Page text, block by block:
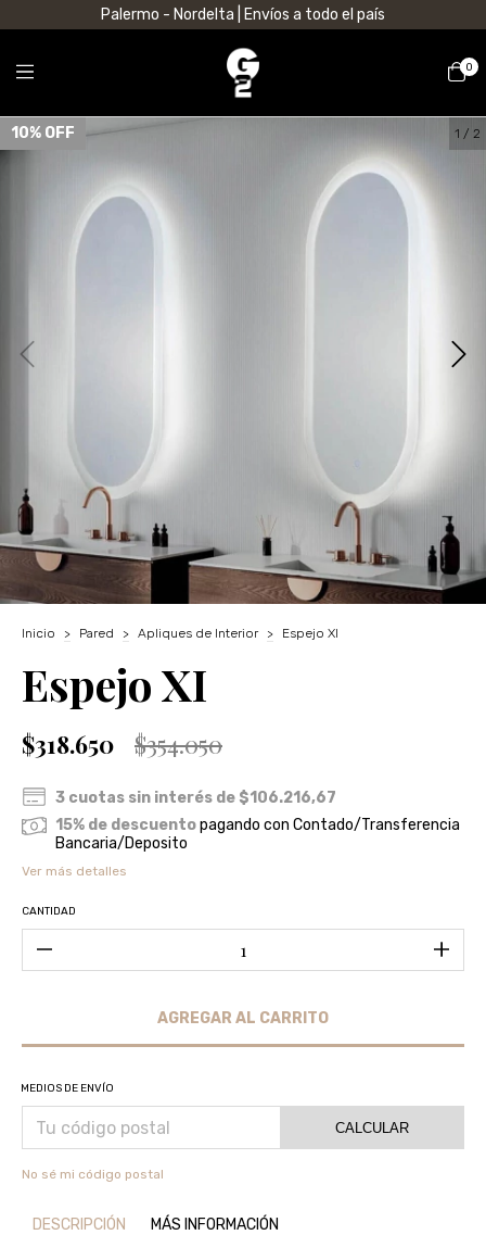
Palermo - Nordelta | Envíos a todo el país
0
10% OFF 1 / 2
Inicio > Pared > Apliques de Interior > Espejo XI
Espejo XI
$318.650 $354.050
3 cuotas sin interés de $106.216,67
15% de descuentopagando con Contado/Transferencia
Bancaria/Deposito
Ver más detalles
CANTIDAD
MEDIOS DE ENVÍO
CALCULAR
No sé mi código postal
DESCRIPCIÓN MÁS INFORMACIÓN